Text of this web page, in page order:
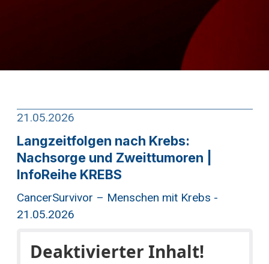
21.05.2026
Langzeitfolgen nach Krebs:
Nachsorge und Zweittumoren |
InfoReihe KREBS
CancerSurvivor – Menschen mit Krebs -
21.05.2026
Deaktivierter Inhalt!